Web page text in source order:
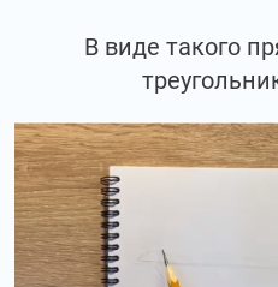
В виде такого